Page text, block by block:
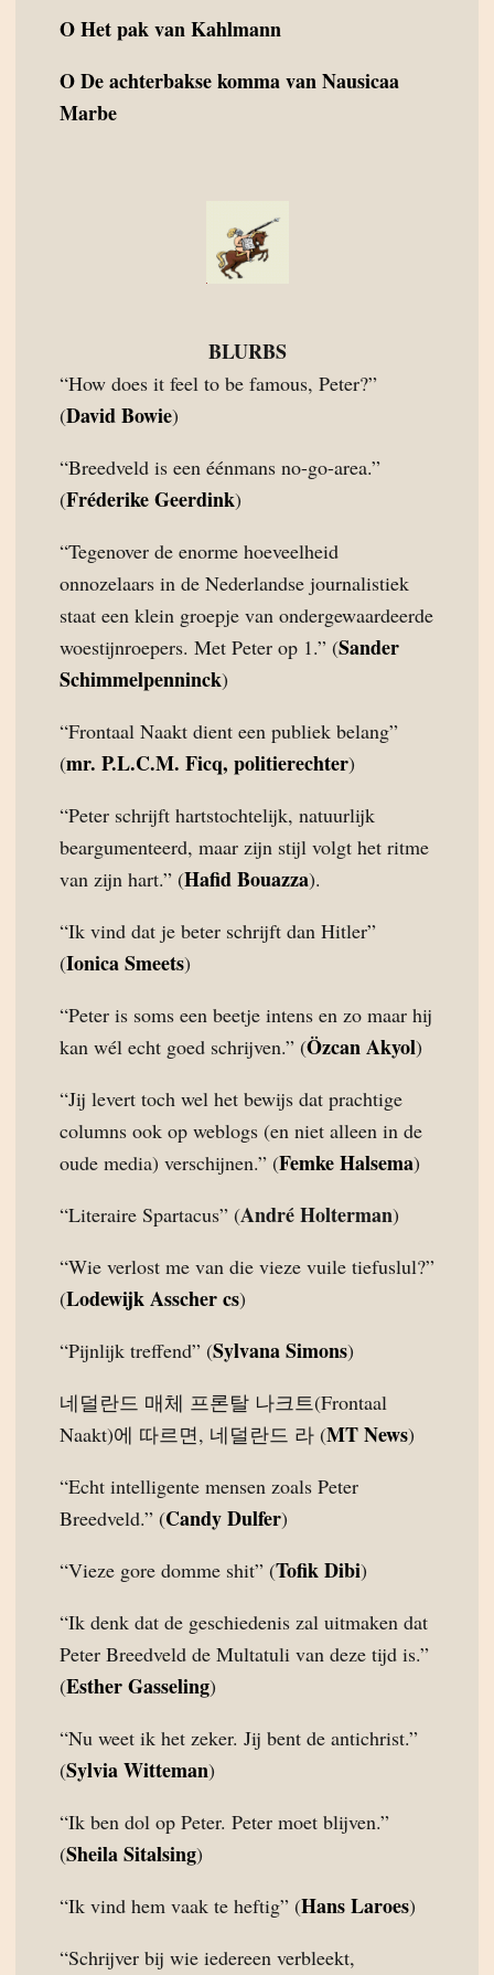
OHet pak van Kahlmann
ODe achterbakse komma van Nausicaa
Marbe
BLURBS
“How does it feel to be famous, Peter?”
(David Bowie)
“Breedveld is een éénmans no-go-area.”
(Fréderike Geerdink)
“Tegenover de enorme hoeveelheid
onnozelaars in de Nederlandse journalistiek
staat een klein groepje van ondergewaardeerde
woestijnroepers. Met Peter op 1.” (Sander
Schimmelpenninck)
“Frontaal Naakt dient een publiek belang”
(mr. P.L.C.M. Ficq, politierechter)
“Peter schrijft hartstochtelijk, natuurlijk
beargumenteerd, maar zijn stijl volgt het ritme
van zijn hart.” (Hafid Bouazza).
“Ik vind dat je beter schrijft dan Hitler”
(Ionica Smeets)
“Peter is soms een beetje intens en zo maar hij
kan wél echt goed schrijven.” (Özcan Akyol)
“Jij levert toch wel het bewijs dat prachtige
columns ook op weblogs (en niet alleen in de
oude media) verschijnen.” (Femke Halsema)
“Literaire Spartacus” (André Holterman)
“Wie verlost me van die vieze vuile tiefuslul?”
(Lodewijk Asscher cs)
“Pijnlijk treffend” (Sylvana Simons)
네덜란드 매체 프론탈 나크트(Frontaal
Naakt)에 따르면, 네덜란드 라 (MT News)
“Echt intelligente mensen zoals Peter
Breedveld.” (Candy Dulfer)
“Vieze gore domme shit” (Tofik Dibi)
“Ik denk dat de geschiedenis zal uitmaken dat
Peter Breedveld de Multatuli van deze tijd is.”
(Esther Gasseling)
“Nu weet ik het zeker. Jij bent de antichrist.”
(Sylvia Witteman)
“Ik ben dol op Peter. Peter moet blijven.”
(Sheila Sitalsing)
“Ik vind hem vaak te heftig” (Hans Laroes)
“Schrijver bij wie iedereen verbleekt,